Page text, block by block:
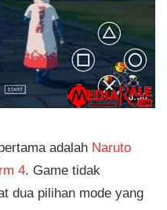
adalah Naruto
4. Game tidak
dua pilihan mode yang